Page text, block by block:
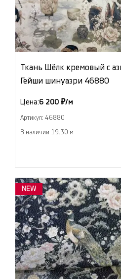
Ткань Шёлк кремовый с
Гейши шинуазри 46880
Цена:6 200 ₽/м
Артикул: 46880
В наличии 19.30 м
NEW